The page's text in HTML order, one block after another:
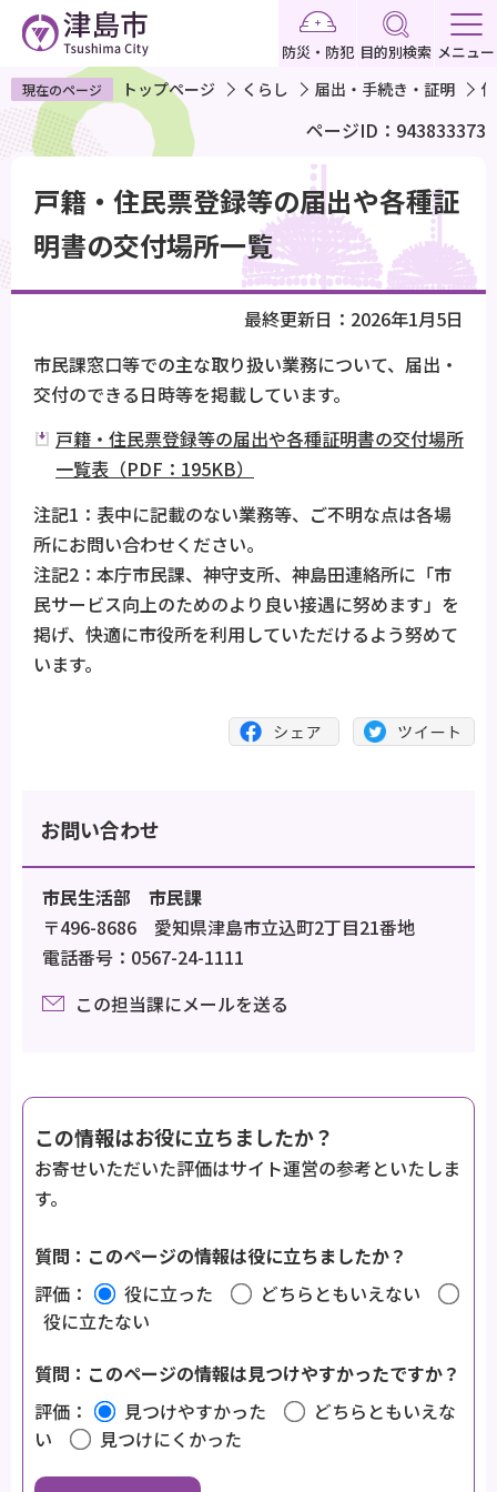
ペ
ー
ジ
で
す
防災・防犯 目的別検索 メニュー
現在のページ トップページ くらし 届出・手続き・証明
ページID：943833373
か
戸籍・住民票登録等の届出や各種証
明書の交付場所一覧
最終更新日：2026年1月5日
市民課窓口等での主な取り扱い業務について、届出・
交付のできる日時等を掲載しています。
戸籍・住民票登録等の届出や各種証明書の交付場所
一覧表（PDF：195KB）
注記1：表中に記載のない業務等、ご不明な点は各場
所にお問い合わせください。
注記2：本庁市民課、神守支所、神島田連絡所に「市
民サービス向上のためのより良い接遇に努めます」を
掲げ、快適に市役所を利用していただけるよう努めて
います。
お問い合わせ
市民生活部 市民課
〒496-8686 愛知県津島市立込町2丁目21番地
電話番号：0567-24-1111
この担当課にメールを送る
この情報はお役に立ちましたか？
お寄せいただいた評価はサイト運営の参考といたしま
す。
質問：このページの情報は役に立ちましたか？
評価：
役に立った
どちらともいえない
役に立たない
質問：このページの情報は見つけやすかったですか？
評価：
見つけやすかった
どちらともいえな
い
見つけにくかった